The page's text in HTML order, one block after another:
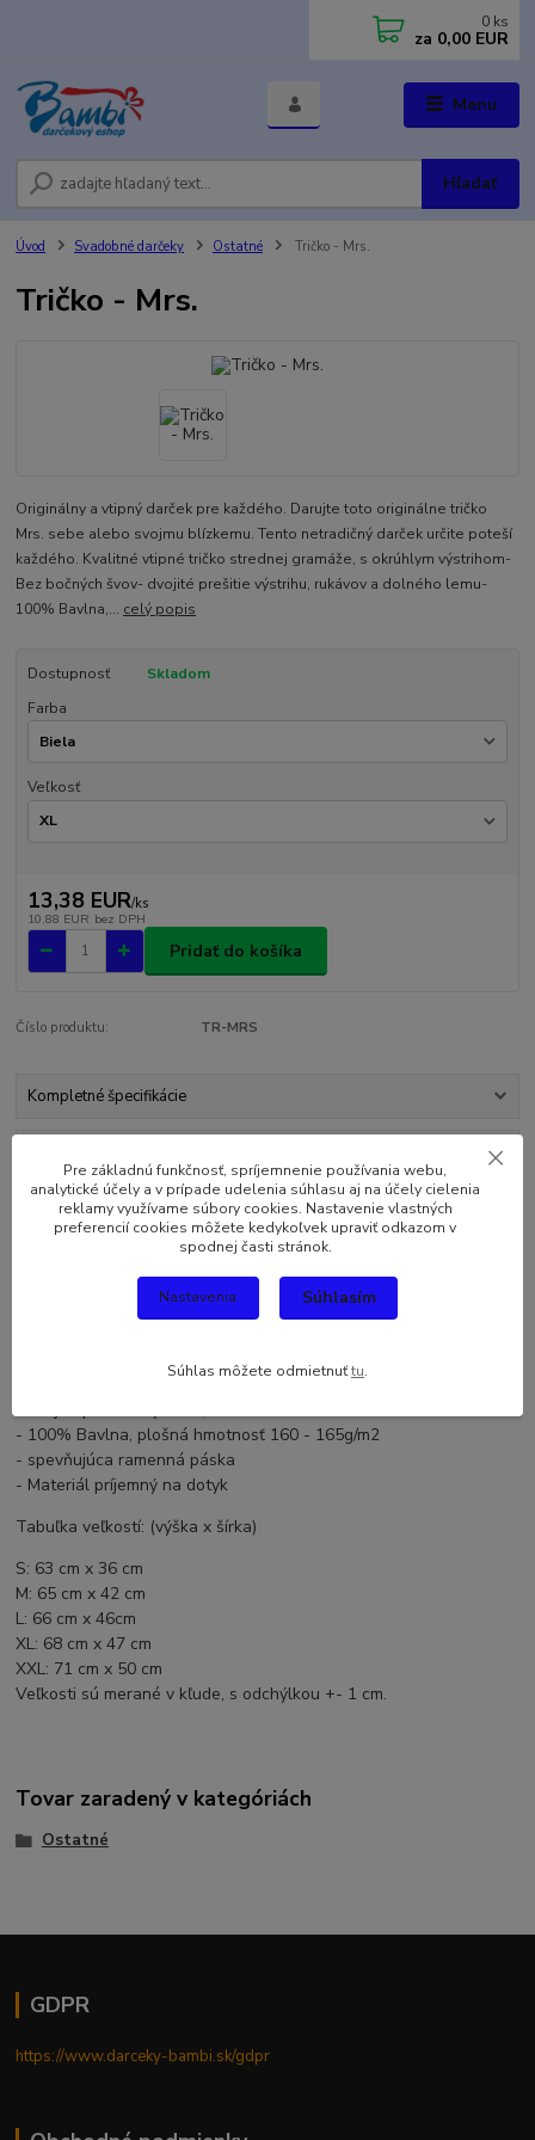
Menu
Hľadať
0 ks
za 0,00 EUR
Úvod Svadobné darčeky Ostatné Tričko - Mrs.
Tričko - Mrs.
Originálny a vtipný darček pre každého. Darujte toto originálne tričko
Mrs. sebe alebo svojmu blízkemu. Tento netradičný darček určite poteší
každého. Kvalitné vtipné tričko strednej gramáže, s okrúhlym výstrihom-
Bez bočných švov- dvojité prešitie výstrihu, rukávov a dolného lemu-
100% Bavlna,... celý popis
Dostupnosť
Skladom
Farba
Veľkosť
13,38 EUR/ks
10,88 EUR bez DPH
Pridať do košíka
Číslo produktu: TR-MRS
Kompletné špecifikácie
Kompletné špecifikácie
tričko Mrs. sebe alebo svojmu blízkemu. Tento netradičný darček
určite poteší každého.
Kvalitné vtipné tričko strednej gramáže, s okrúhlym výstrihom
- 100% Bavlna, plošná hmotnosť 160 - 165g/m2
- spevňujúca ramenná páska
- Materiál príjemný na dotyk
Tabuľka veľkostí: (výška x šírka)
S: 63 cm x 36 cm
M: 65 cm x 42 cm
L: 66 cm x 46cm
XL: 68 cm x 47 cm
XXL: 71 cm x 50 cm
Veľkosti sú merané v kľude, s odchýlkou +- 1 cm.
Tovar zaradený v kategóriách
Ostatné
GDPR
https://www.darceky-bambi.sk/gdpr
Pre základnú funkčnosť, spríjemnenie používania webu,
analytické účely a v prípade udelenia súhlasu aj na účely cielenia
reklamy využívame súbory cookies. Nastavenie vlastných
preferencií cookies môžete kedykoľvek upraviť odkazom v
spodnej časti stránok.
Nastavenia Súhlasím
Súhlas môžete odmietnuťtu.